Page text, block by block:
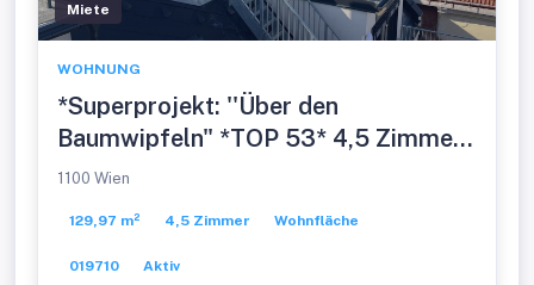
Miete
WOHNUNG
*Superprojekt: ''Über den
Baumwipfeln" *TOP 53* 4,5 Zimmer
mit SUPER-PANORAMA-
BLICK + EXTRA BALKON
1100 Wien
129,97 m² 4,5 Zimmer Wohnfläche
019710 Aktiv